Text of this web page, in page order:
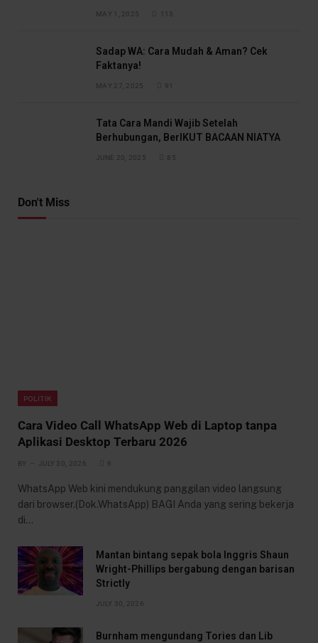
MAY 1, 2025 113
Sadap WA: Cara Mudah & Aman? Cek
Faktanya!
MAY 27, 2025 91
Tata Cara Mandi Wajib Setelah
Berhubungan, BerIKUT BACAAN NIATYA
JUNE 20, 2025 85
Don't Miss
POLITIK
Cara Video Call WhatsApp Web di Laptop tanpa
Aplikasi Desktop Terbaru 2026
BY JULY 30, 2026 6
WhatsApp Web kini mendukung panggilan video langsung
dari browser.(Dok.WhatsApp) BAGI Anda yang sering bekerja
di…
Mantan bintang sepak bola Inggris Shaun
Wright-Phillips bergabung dengan barisan
Strictly
JULY 30, 2026
Burnham mengundang Tories dan Lib